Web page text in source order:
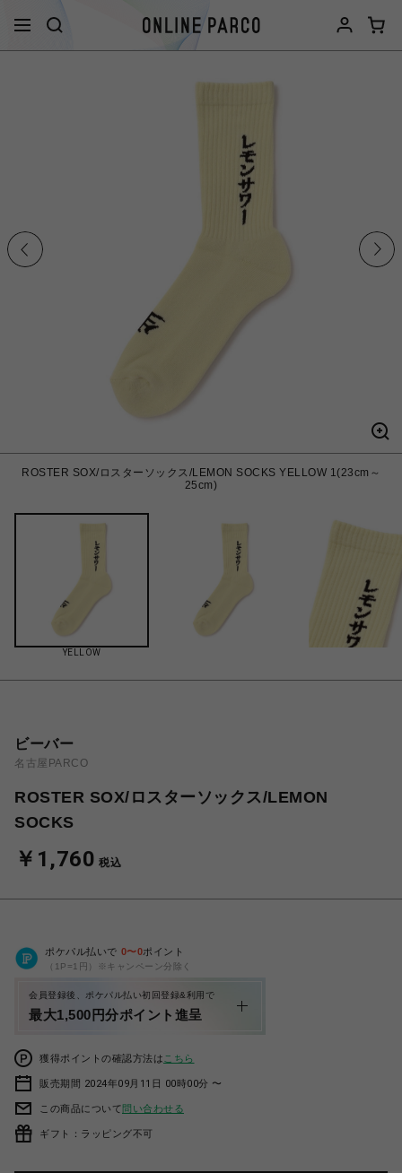
ROSTER SOX/ロスターソックス/LEMON SOCKS YELLOW 1(23cm～
25cm)
YELLOW
ビーバー
名古屋PARCO
ROSTER SOX/ロスターソックス/LEMON
SOCKS
￥1,760 税込
ポケパル払いで 0〜0ポイント
（1P=1円）※キャンペーン分除く
会員登録後、ポケパル払い初回登録&利用で
最大1,500円分ポイント進呈
獲得ポイントの確認方法は こちら
販売期間 2024年09月11日 00時00分 〜
この商品について問い合わせる
ギフト：ラッピング不可